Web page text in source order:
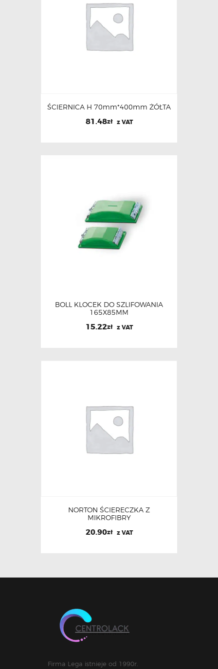
ŚCIERNICA H 70mm*400mm ŻÓŁTA
81.48zł z VAT
BOLL KLOCEK DO SZLIFOWANIA
165X85MM
15.22zł z VAT
NORTON ŚCIERECZKA Z
MIKROFIBRY
20.90zł z VAT
Firma Lega istnieje od 1990r.